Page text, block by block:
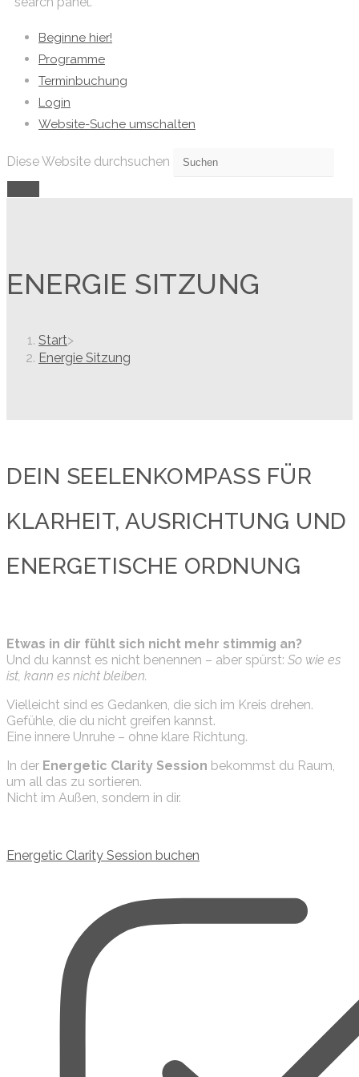
Beginne hier!
Programme
Terminbuchung
Login
Website-Suche umschalten
Diese Website durchsuchen
ENERGIE SITZUNG
Start>
Energie Sitzung
DEIN SEELENKOMPASS FÜR
KLARHEIT, AUSRICHTUNG UND
ENERGETISCHE ORDNUNG
Etwas in dir fühlt sich nicht mehr stimmig an?
Und du kannst es nicht benennen – aber spürst: So wie es
ist, kann es nicht bleiben.
Vielleicht sind es Gedanken, die sich im Kreis drehen.
Gefühle, die du nicht greifen kannst.
Eine innere Unruhe – ohne klare Richtung.
In der Energetic Clarity Session bekommst du Raum,
um all das zu sortieren.
Nicht im Außen, sondern in dir.
Energetic Clarity Session buchen